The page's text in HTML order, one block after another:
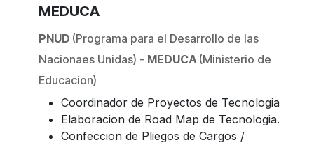
MEDUCA
PNUD (Programa para el Desarrollo de las
Nacionaes Unidas) - MEDUCA (Ministerio de
Educacion)
Coordinador de Proyectos de Tecnologia
Elaboracion de Road Map de Tecnologia.
Confeccion de Pliegos de Cargos /